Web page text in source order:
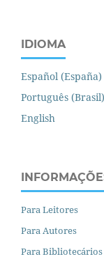
IDIOMA
Español (España)
Português (Brasil)
English
Para Leitores
Para Autores
Para Bibliotecários